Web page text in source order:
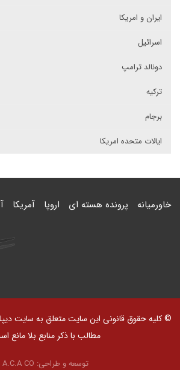
ایران و امریکا
اسرائیل
دونالد ترامپ
ترکیه
برجام
ایالات متحده امریکا
خاورمیانه پرونده هسته ای اروپا آمریکا
© کلیه حقوق قانونی این سایت متعلق به سایت
مطالب با ذکر منابع بلا مانع
توسعه و طراحی: A.C.A CO